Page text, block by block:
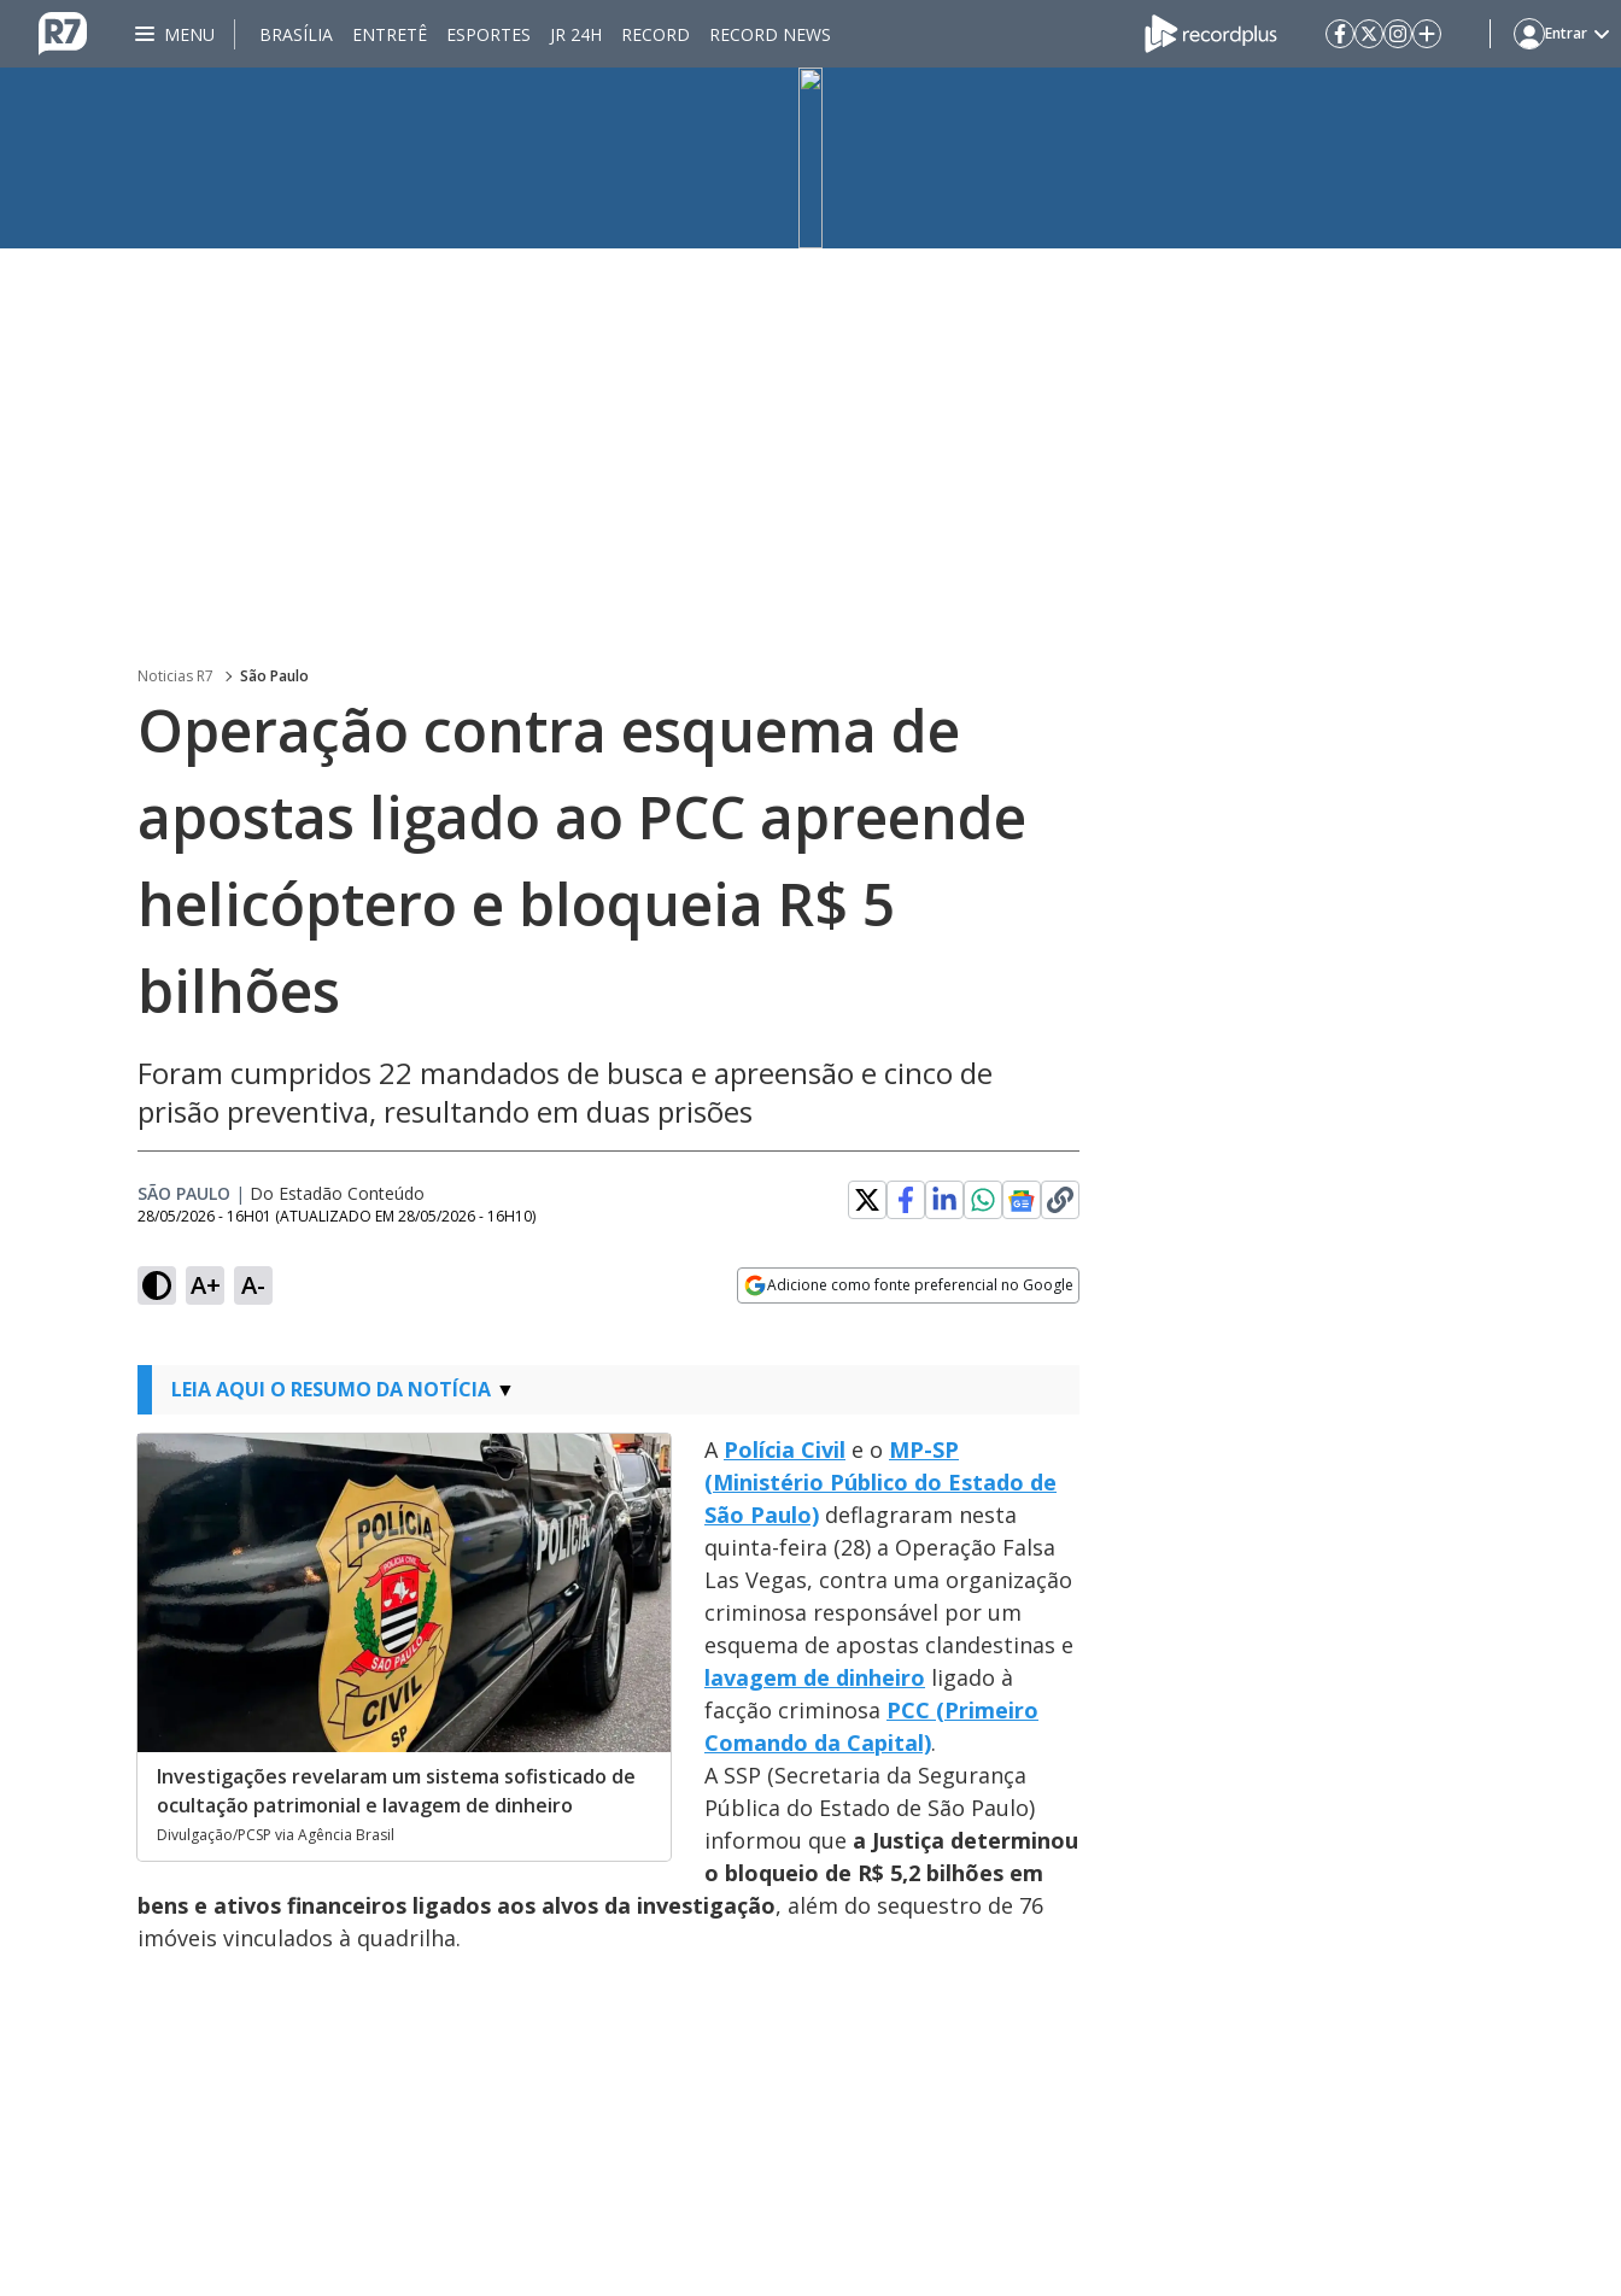
MENU BRASÍLIA ENTRETÊ ESPORTES JR 24H RECORD RECORD NEWS Entrar
Noticias R7 São Paulo
Operação contra esquema de
apostas ligado ao PCC apreende
helicóptero e bloqueia R$ 5
bilhões
Foram cumpridos 22 mandados de busca e apreensão e cinco de
prisão preventiva, resultando em duas prisões
SÃO PAULO | Do Estadão Conteúdo
28/05/2026 - 16H01 (ATUALIZADO EM 28/05/2026 - 16H10)
A+ A- Adicione como fonte preferencial no Google
LEIA AQUI O RESUMO DA NOTÍCIA
Investigações revelaram um sistema sofisticado de
ocultação patrimonial e lavagem de dinheiro
Divulgação/PCSP via Agência Brasil
A Polícia Civil e o MP-SP
(Ministério Público do Estado de
São Paulo) deflagraram nesta
quinta-feira (28) a Operação Falsa
Las Vegas, contra uma organização
criminosa responsável por um
esquema de apostas clandestinas e
lavagem de dinheiro ligado à
facção criminosa PCC (Primeiro
Comando da Capital).
A SSP (Secretaria da Segurança
Pública do Estado de São Paulo)
informou que a Justiça determinou
o bloqueio de R$ 5,2 bilhões em
bens e ativos financeiros ligados aos alvos da investigação, além do sequestro de 76
imóveis vinculados à quadrilha.